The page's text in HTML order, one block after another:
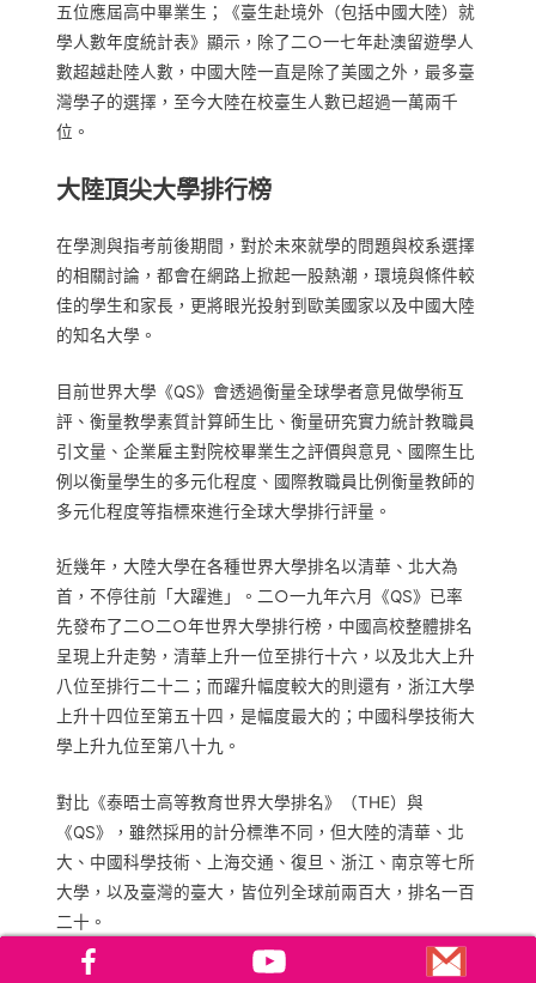
五位應屆高中畢業生；《臺生赴境外（包括中國大陸）就
學人數年度統計表》顯示，除了二○一七年赴澳留遊學人
數超越赴陸人數，中國大陸一直是除了美國之外，最多臺
灣學子的選擇，至今大陸在校臺生人數已超過一萬兩千
位。
大陸頂尖大學排行榜
在學測與指考前後期間，對於未來就學的問題與校系選擇
的相關討論，都會在網路上掀起一股熱潮，環境與條件較
佳的學生和家長，更將眼光投射到歐美國家以及中國大陸
的知名大學。
目前世界大學《QS》會透過衡量全球學者意見做學術互
評、衡量教學素質計算師生比、衡量研究實力統計教職員
引文量、企業雇主對院校畢業生之評價與意見、國際生比
例以衡量學生的多元化程度、國際教職員比例衡量教師的
多元化程度等指標來進行全球大學排行評量。
近幾年，大陸大學在各種世界大學排名以清華、北大為
首，不停往前「大躍進」。二○一九年六月《QS》已率
先發布了二○二○年世界大學排行榜，中國高校整體排名
呈現上升走勢，清華上升一位至排行十六，以及北大上升
八位至排行二十二；而躍升幅度較大的則還有，浙江大學
上升十四位至第五十四，是幅度最大的；中國科學技術大
學上升九位至第八十九。
對比《泰晤士高等教育世界大學排名》（THE）與
《QS》，雖然採用的計分標準不同，但大陸的清華、北
大、中國科學技術、上海交通、復旦、浙江、南京等七所
大學，以及臺灣的臺大，皆位列全球前兩百大，排名一百
二十。